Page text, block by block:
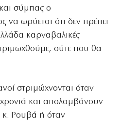
σύμπας ο
να ωρύεται ότι δεν πρέπει
καρναβαλικές
ούτε που θα
στριμώχνονται όταν
και απολαμβάνουν
κ. Ρουβά ή όταν